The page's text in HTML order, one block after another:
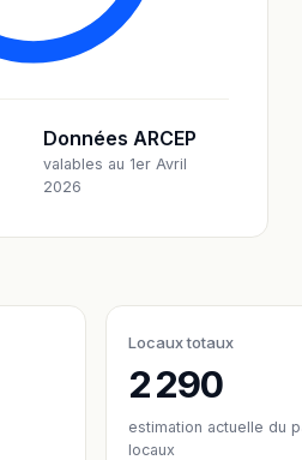
Données ARCEP
valables au 1er Avril
2026
Locaux totaux
2 290
estimation actuelle du
locaux